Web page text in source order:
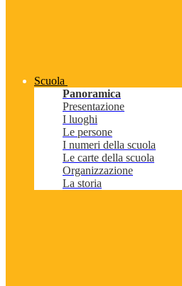
Scuola
Panoramica
Presentazione
I luoghi
Le persone
I numeri della scuola
Le carte della scuola
Organizzazione
La storia